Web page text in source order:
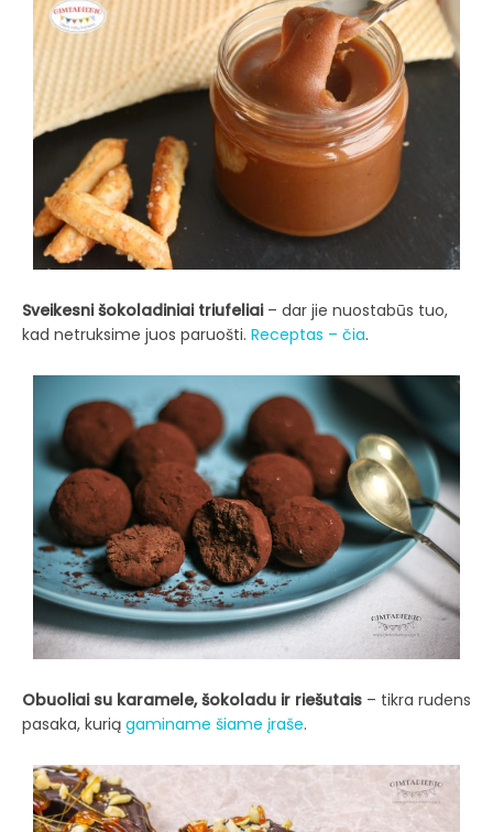
Sveikesni šokoladiniai triufeliai– dar jie nuostabūs tuo,
kad netruksime juos paruošti. Receptas – čia.
Obuoliai su karamele, šokoladu ir riešutais – tikra rudens
pasaka, kurią gaminame šiame įraše.